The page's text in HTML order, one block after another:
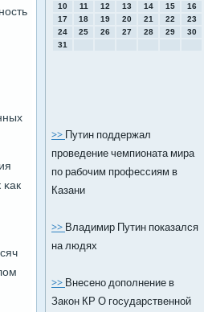
10
11 12 13 14 15
16
17
18 19 20 21 22
23
24
25 26 27 28 29
30
31
>>Путин поддержал
проведение чемпионата мира
по рабочим профессиям в
Казани
>>Владимир Путин показался
на людях
>>Внесено дополнение в
Закон КР О государственной